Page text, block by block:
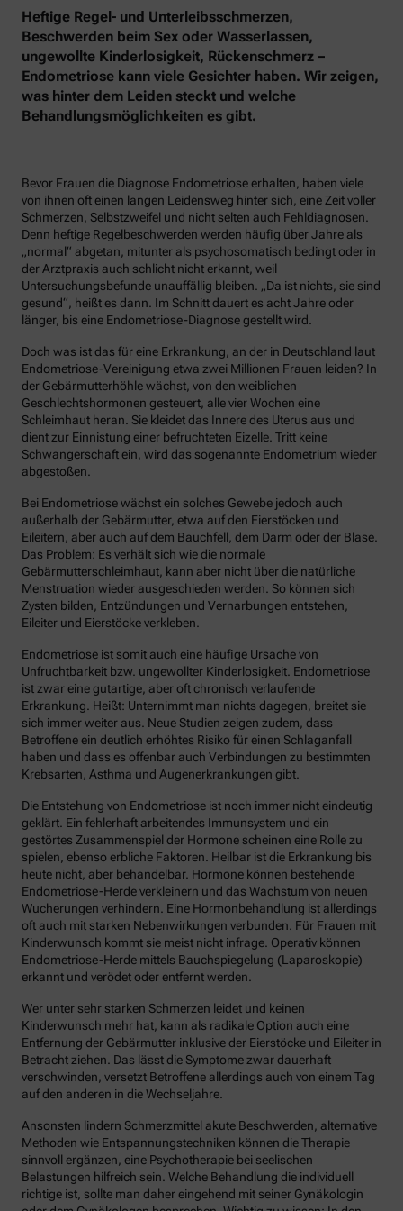
Heftige Regel- und Unterleibsschmerzen,
Beschwerden beim Sex oder Wasserlassen,
ungewollte Kinderlosigkeit, Rückenschmerz –
Endometriose kann viele Gesichter haben. Wir zeigen,
was hinter dem Leiden steckt und welche
Behandlungsmöglichkeiten es gibt.
Bevor Frauen die Diagnose Endometriose erhalten, haben viele
von ihnen oft einen langen Leidensweg hinter sich, eine Zeit voller
Schmerzen, Selbstzweifel und nicht selten auch Fehldiagnosen.
Denn heftige Regelbeschwerden werden häufig über Jahre als
„normal“ abgetan, mitunter als psychosomatisch bedingt oder in
der Arztpraxis auch schlicht nicht erkannt, weil
Untersuchungsbefunde unauffällig bleiben. „Da ist nichts, sie sind
gesund“, heißt es dann. Im Schnitt dauert es acht Jahre oder
länger, bis eine Endometriose-Diagnose gestellt wird.
Doch was ist das für eine Erkrankung, an der in Deutschland laut
Endometriose-Vereinigung etwa zwei Millionen Frauen leiden? In
der Gebärmutterhöhle wächst, von den weiblichen
Geschlechtshormonen gesteuert, alle vier Wochen eine
Schleimhaut heran. Sie kleidet das Innere des Uterus aus und
dient zur Einnistung einer befruchteten Eizelle. Tritt keine
Schwangerschaft ein, wird das sogenannte Endometrium wieder
abgestoßen.
Bei Endometriose wächst ein solches Gewebe jedoch auch
außerhalb der Gebärmutter, etwa auf den Eierstöcken und
Eileitern, aber auch auf dem Bauchfell, dem Darm oder der Blase.
Das Problem: Es verhält sich wie die normale
Gebärmutterschleimhaut, kann aber nicht über die natürliche
Menstruation wieder ausgeschieden werden. So können sich
Zysten bilden, Entzündungen und Vernarbungen entstehen,
Eileiter und Eierstöcke verkleben.
Endometriose ist somit auch eine häufige Ursache von
Unfruchtbarkeit bzw. ungewollter Kinderlosigkeit. Endometriose
ist zwar eine gutartige, aber oft chronisch verlaufende
Erkrankung. Heißt: Unternimmt man nichts dagegen, breitet sie
sich immer weiter aus. Neue Studien zeigen zudem, dass
Betroffene ein deutlich erhöhtes Risiko für einen Schlaganfall
haben und dass es offenbar auch Verbindungen zu bestimmten
Krebsarten, Asthma und Augenerkrankungen gibt.
Die Entstehung von Endometriose ist noch immer nicht eindeutig
geklärt. Ein fehlerhaft arbeitendes Immunsystem und ein
gestörtes Zusammenspiel der Hormone scheinen eine Rolle zu
spielen, ebenso erbliche Faktoren. Heilbar ist die Erkrankung bis
heute nicht, aber behandelbar. Hormone können bestehende
Endometriose-Herde verkleinern und das Wachstum von neuen
Wucherungen verhindern. Eine Hormonbehandlung ist allerdings
oft auch mit starken Nebenwirkungen verbunden. Für Frauen mit
Kinderwunsch kommt sie meist nicht infrage. Operativ können
Endometriose-Herde mittels Bauchspiegelung (Laparoskopie)
erkannt und verödet oder entfernt werden.
Wer unter sehr starken Schmerzen leidet und keinen
Kinderwunsch mehr hat, kann als radikale Option auch eine
Entfernung der Gebärmutter inklusive der Eierstöcke und Eileiter in
Betracht ziehen. Das lässt die Symptome zwar dauerhaft
verschwinden, versetzt Betroffene allerdings auch von einem Tag
auf den anderen in die Wechseljahre.
Ansonsten lindern Schmerzmittel akute Beschwerden, alternative
Methoden wie Entspannungstechniken können die Therapie
sinnvoll ergänzen, eine Psychotherapie bei seelischen
Belastungen hilfreich sein. Welche Behandlung die individuell
richtige ist, sollte man daher eingehend mit seiner Gynäkologin